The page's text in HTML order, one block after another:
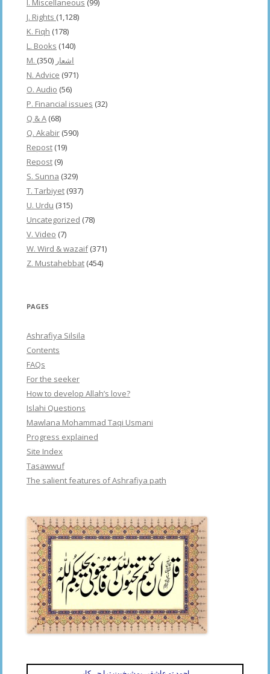
I. Miscellaneous (99)
J. Rights (1,128)
K. Fiqh (178)
L. Books (140)
M. اشعار (350)
N. Advice (971)
O. Audio (56)
P. Financial issues (32)
Q & A (68)
Q. Akabir (590)
Repost (19)
Repost (9)
S. Sunna (329)
T. Tarbiyet (937)
U. Urdu (315)
Uncategorized (78)
V. Video (7)
W. Wird & wazaif(371)
Z. Mustahebbat (454)
PAGES
Ashrafiya Silsila
Contents
FAQs
For the seeker
How to develop Allah’s love?
Islahi Questions
Mawlana Mohammad Taqi Usmani
Progress explained
Site Index
Tasawwuf
The salient features of Ashrafiya path